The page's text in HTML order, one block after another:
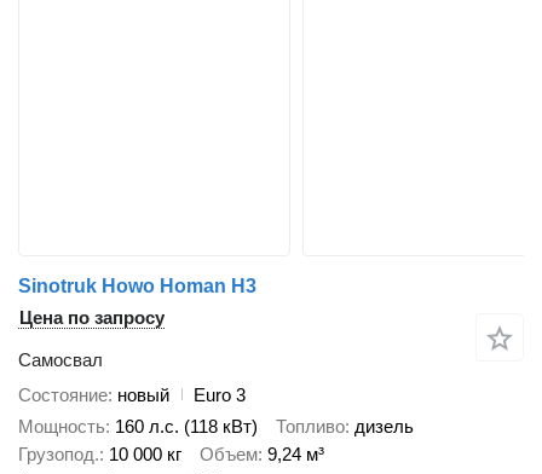
Sinotruk Howo Homan H3
Цена по запросу
Самосвал
Состояние новый
Euro 3
Мощность 160 л.с. (118 кВт) Топливо дизель
Грузопод. 10 000 кг Объем 9,24 м³